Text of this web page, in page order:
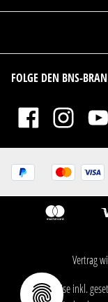
FOLGE DEN BNS-
Vertrag
ㅤㅤㅤㅤㅤ‎‎‎‎‎Alle Preise